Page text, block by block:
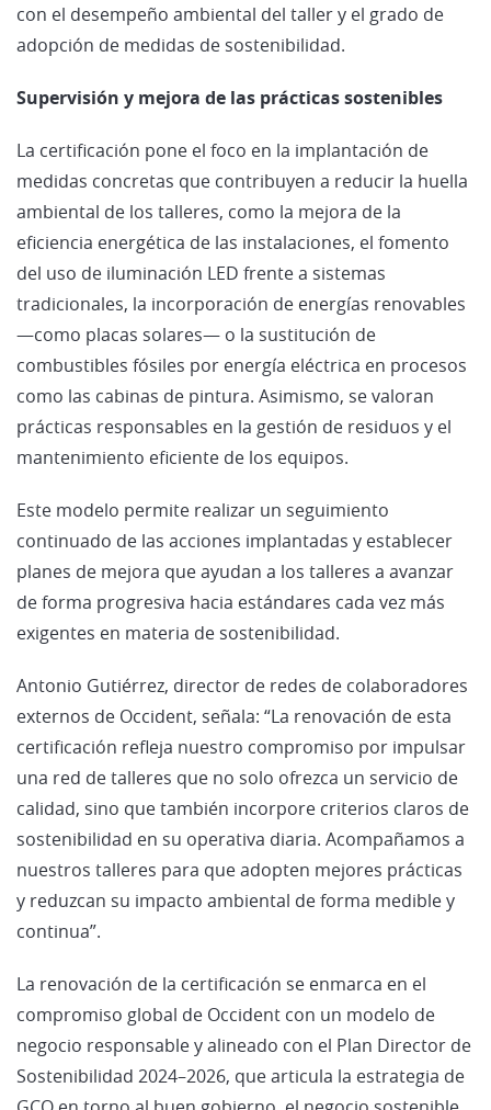
con el desempeño ambiental del taller y el grado de
adopción de medidas de sostenibilidad.
Supervisión y mejora de las prácticas sostenibles
La certificación pone el foco en la implantación de
medidas concretas que contribuyen a reducir la huella
ambiental de los talleres, como la mejora de la
eficiencia energética de las instalaciones, el fomento
del uso de iluminación LED frente a sistemas
tradicionales, la incorporación de energías renovables
—como placas solares— o la sustitución de
combustibles fósiles por energía eléctrica en procesos
como las cabinas de pintura. Asimismo, se valoran
prácticas responsables en la gestión de residuos y el
mantenimiento eficiente de los equipos.
Este modelo permite realizar un seguimiento
continuado de las acciones implantadas y establecer
planes de mejora que ayudan a los talleres a avanzar
de forma progresiva hacia estándares cada vez más
exigentes en materia de sostenibilidad.
Antonio Gutiérrez, director de redes de colaboradores
externos de Occident, señala: “La renovación de esta
certificación refleja nuestro compromiso por impulsar
una red de talleres que no solo ofrezca un servicio de
calidad, sino que también incorpore criterios claros de
sostenibilidad en su operativa diaria. Acompañamos a
nuestros talleres para que adopten mejores prácticas
y reduzcan su impacto ambiental de forma medible y
continua”.
La renovación de la certificación se enmarca en el
compromiso global de Occident con un modelo de
negocio responsable y alineado con el Plan Director de
Sostenibilidad 2024–2026, que articula la estrategia de